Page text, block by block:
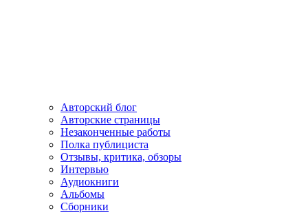
Авторский блог
Авторские страницы
Незаконченные работы
Полка публициста
Отзывы, критика, обзоры
Интервью
Аудиокниги
Альбомы
Сборники